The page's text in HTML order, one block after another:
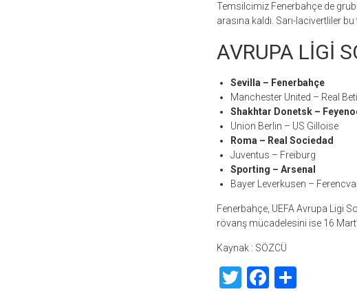
Temsilcimiz Fenerbahçe de
arasına kaldı. Sarı-lacivertliler
AVRUPA LİGİ
Sevilla – Fenerbahçe
Manchester United – Real
Shakhtar Donetsk –
Union Berlin – US Gilloise
Roma – Real Sociedad
Juventus – Freiburg
Sporting – Arsenal
Bayer Leverkusen –
Fenerbahçe, UEFA Avrupa Ligi
rövanş mücadelesini ise 16
Kaynak : SÖZCÜ
TwitterFacebook
Share